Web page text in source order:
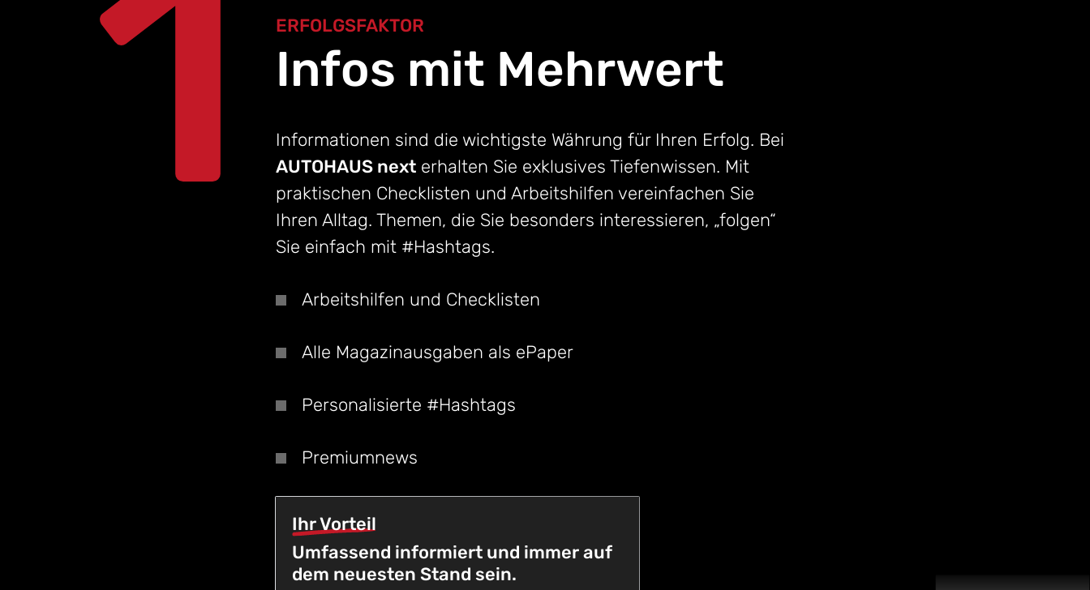
ERFOLGSFAKTOR
Infos mit Mehrwert
Informationen sind die wichtigste Währung für Ihren Erfolg. Bei
AUTOHAUS next erhalten Sie exklusives Tiefenwissen. Mit
praktischen Checklisten und Arbeitshilfen vereinfachen Sie
Ihren Alltag. Themen, die Sie besonders interessieren, „folgen“
Sie einfach mit #Hashtags.
Arbeitshilfen und Checklisten
Alle Magazinausgaben als ePaper
Personalisierte #Hashtags
Premiumnews
Ihr Vorteil
Umfassend informiert und immer auf
dem neuesten Stand sein.